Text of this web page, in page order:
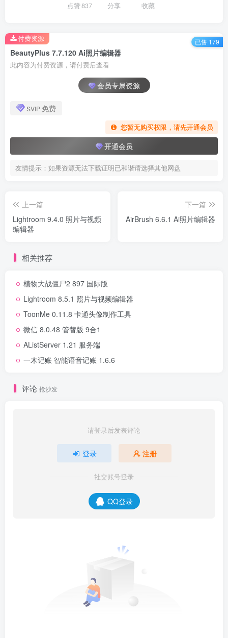
点赞837 分享 收藏
BeautyPlus 7.7.120 Ai照片编辑器
此内容为付费资源，请付费后查看
会员专属资源
SVIP免费
您暂无购买权限，请先开通会员
开通会员
友情提示：如果资源无法下载证明已和谐请选择其他网盘
付费资源 已售 179
上一篇
Lightroom 9.4.0 照片与视频
编辑器
下一篇
AirBrush 6.6.1 Ai照片编辑器
相关推荐
植物大战僵尸2 897 国际版
Lightroom 8.5.1 照片与视频编辑器
ToonMe 0.11.8 卡通头像制作工具
微信 8.0.48 管替版 9合1
AListServer 1.21 服务端
一木记账 智能语音记账 1.6.6
评论 抢沙发
请登录后发表评论
登录 注册
社交账号登录
QQ登录